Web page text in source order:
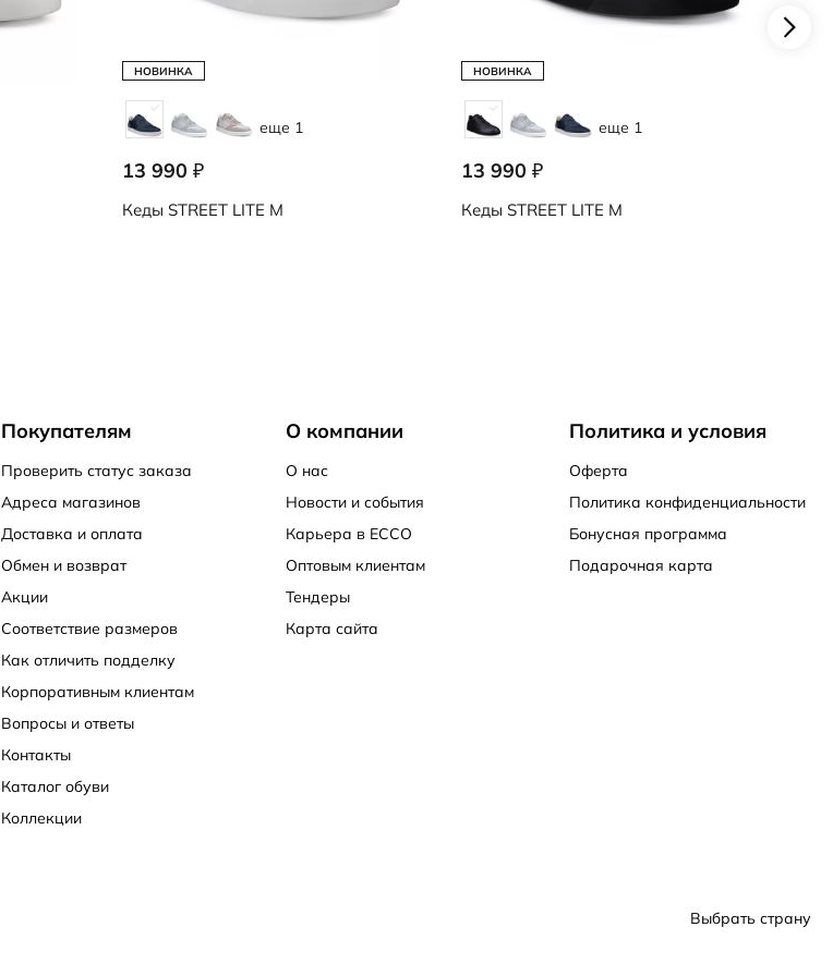
НОВИНКА
еще 1
13 990 ₽
Кеды STREET LITE M
НОВИНКА
еще 1
13 990 ₽
Кеды STREET LITE M
Политика и условия
Оферта
Политика конфиденциальности
Бонусная программа
Подарочная карта
О компании
О нас
Новости и события
Карьера в ECCO
Оптовым клиентам
Тендеры
Карта сайта
Покупателям
Проверить статус заказа
Адреса магазинов
Доставка и оплата
Обмен и возврат
Акции
Соответствие размеров
Как отличить подделку
Корпоративным клиентам
Вопросы и ответы
Контакты
Каталог обуви
Коллекции
Выбрать страну